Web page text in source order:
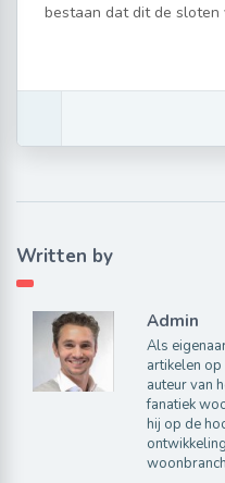
bestaan dat dit de sloten
Written by
Admin
Als
artikelen
auteur van
fanatiek
hij op de